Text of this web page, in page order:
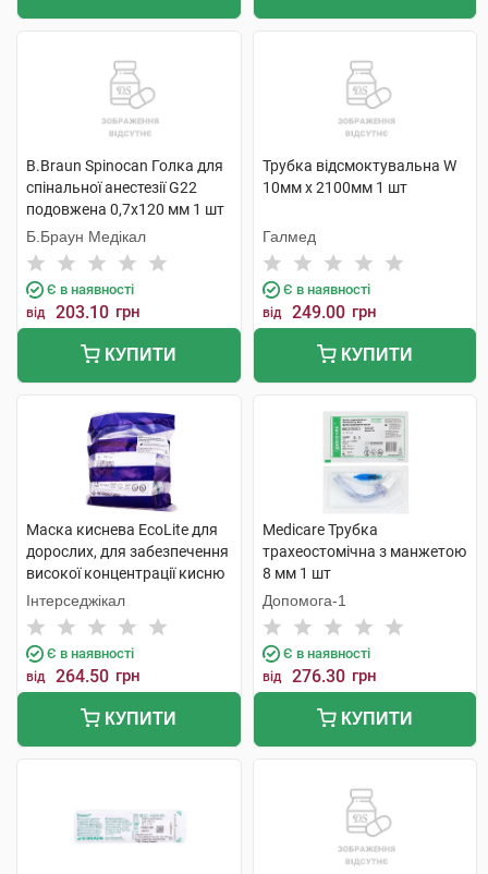
B.Braun Spinocan Голка для
спінальної анестезії G22
подовжена 0,7х120 мм 1 шт
Б.Браун Медікал
Є в наявності
від 203.10 грн
КУПИТИ
Трубка відсмоктувальна W
10мм х 2100мм 1 шт
Галмед
Є в наявності
від 249.00 грн
КУПИТИ
Маска киснева EcoLite для
дорослих, для забезпечення
високої концентрації кисню
з кисневою трубкою 1 шт
Інтерседжікал
Є в наявності
від 264.50 грн
КУПИТИ
Medicare Трубка
трахеостомічна з манжетою
8 мм 1 шт
Допомога-1
Є в наявності
від 276.30 грн
КУПИТИ